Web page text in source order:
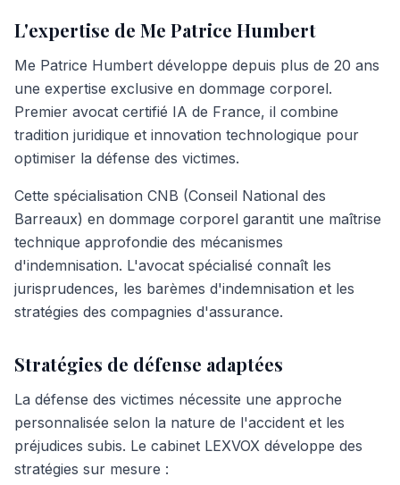
L'expertise de Me Patrice Humbert
Me Patrice Humbert développe depuis plus de 20 ans
une expertise exclusive en dommage corporel.
Premier avocat certifié IA de France, il combine
tradition juridique et innovation technologique pour
optimiser la défense des victimes.
Cette spécialisation CNB (Conseil National des
Barreaux) en dommage corporel garantit une maîtrise
technique approfondie des mécanismes
d'indemnisation. L'avocat spécialisé connaît les
jurisprudences, les barèmes d'indemnisation et les
stratégies des compagnies d'assurance.
Stratégies de défense adaptées
La défense des victimes nécessite une approche
personnalisée selon la nature de l'accident et les
préjudices subis. Le cabinet LEXVOX développe des
stratégies sur mesure :